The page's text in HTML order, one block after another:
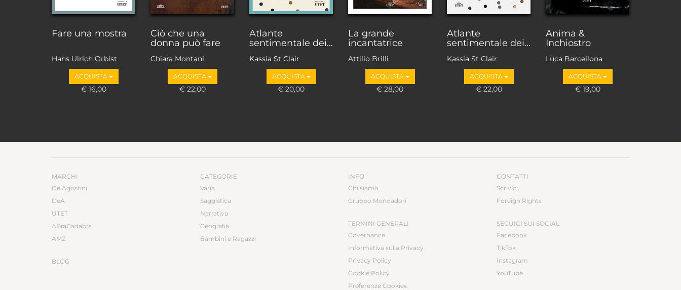
Fare una mostra
Hans Ulrich Orbist
ACQUISTA
€ 16,00
Ciò che una
donna può fare
Chiara Montani
ACQUISTA
€ 22,00
Atlante
sentimentale dei...
Kassia St Clair
ACQUISTA
€ 20,00
La grande
incantatrice
Attilio Brilli
ACQUISTA
€ 28,00
Atlante
sentimentale dei...
Kassia St Clair
ACQUISTA
€ 22,00
Anima &
Inchiostro
Luca Barcellona
ACQUISTA
€ 19,00
MARCHI
De Agostini
DeA
UTET
ABraCadabra
AMZ
BLOG
CATEGORIE
Varia
Saggistica
Narrativa
Geografia
Bambini e Ragazzi
INFO
Chi siamo
Gruppo Mondadori
TERMINI GENERALI
Governance
Informativa sulla Privacy
Privacy Policy
Cookie Policy
Preferenze Cookies
CONTATTI
Scrivici
Foreign Rights
SEGUICI SUI SOCIAL
Facebook
TikTok
Instagram
YouTube